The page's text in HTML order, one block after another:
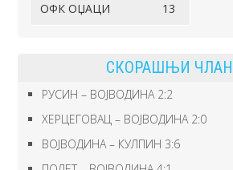
ОФК ОЏАЦИ
13
СКОРАШЊИ
РУСИН – ВОЈВОДИНА 2:2
ХЕРЦЕГОВАЦ – ВОЈВОДИНА 2:0
ВОЈВОДИНА – КУЛПИН 3:6